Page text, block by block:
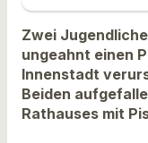
Zwei
ungeahnt einen
Innenstadt
Beiden
Rathauses mit